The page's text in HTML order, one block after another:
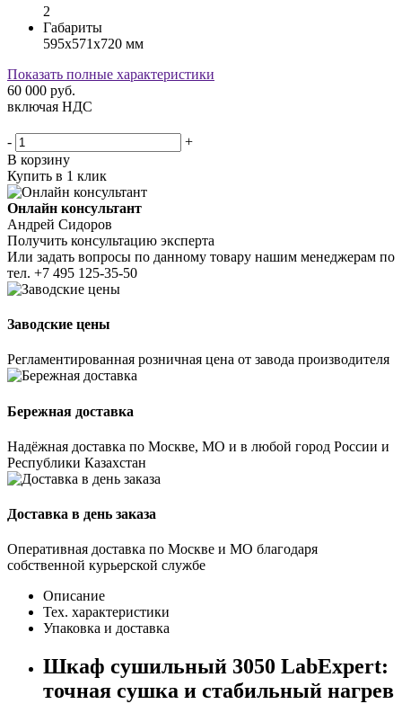
2
Габариты
595х571х720 мм
Показать полные характеристики
60 000 руб.
включая НДС
-
+
В корзину
Купить в 1 клик
Онлайн консультант
Андрей Сидоров
Получить консультацию эксперта
Или задать вопросы по данному товару нашим менеджерам по
тел. +7 495 125-35-50
Заводские цены
Регламентированная розничная цена от завода производителя
Бережная доставка
Надёжная доставка по Москве, МО и в любой город России и
Республики Казахстан
Доставка в день заказа
Оперативная доставка по Москве и МО благодаря
собственной курьерской службе
Описание
Тех. характеристики
Упаковка и доставка
Шкаф сушильный 3050 LabExpert:
точная сушка и стабильный нагрев